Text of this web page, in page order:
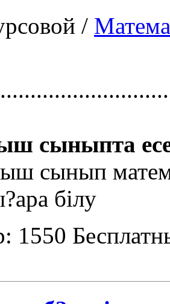
/
сыныпта
сынып
білу
1550